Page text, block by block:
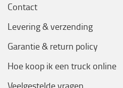
Contact
Levering & verzending
Garantie & return policy
Hoe koop ik een truck online